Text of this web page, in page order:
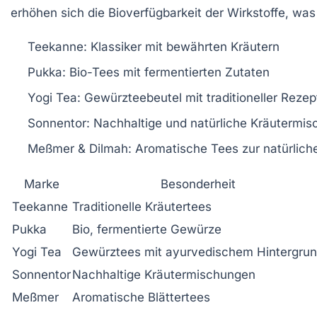
erhöhen sich die Bioverfügbarkeit der Wirkstoffe,
Teekanne: Klassiker mit bewährten Kräutern
Pukka: Bio-Tees mit fermentierten Zutaten
Yogi Tea: Gewürzteebeutel mit traditioneller
Sonnentor: Nachhaltige und natürliche
Meßmer & Dilmah: Aromatische Tees zur
Marke
Besonderheit
Teekanne Traditionelle Kräutertees
Pukka
Bio, fermentierte Gewürze
Yogi Tea
Gewürztees mit ayurvedischem
SonnentorNachhaltige Kräutermischungen
Meßmer
Aromatische Blättertees